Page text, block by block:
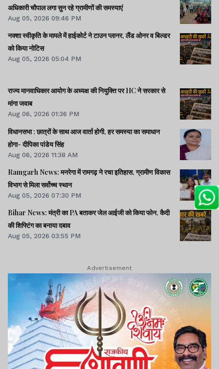
अधिकारी चौपाल लगा सुन रहे ग्रामीणों की समस्याएं
Aug 05, 2026 09:46 PM
नक्शा स्वीकृति के मामले में हाईकोर्ट ने टाउन प्लानर, लैंड ओनर व बिल्डर
को किया नोटिस
Aug 05, 2026 05:04 PM
राज्य मानवाधिकार आयोग के अध्यक्ष की नियुक्ति पर HC ने सरकार से
मांगा जवाब
Aug 06, 2026 01:36 PM
विधानसभा : छात्रों के साथ आज वार्ता होगी, हर समस्या का समाधान
होगा- दीपिका पांडेय सिंह
Aug 06, 2026 11:38 AM
Ramgarh News: मनरेगा में रामगढ़ ने रचा इतिहास, ग्रामीण विकास
विभाग से मिला सर्वोच्च स्थान
Aug 05, 2026 07:30 PM
Bihar News: मंत्री का PA बताकर जेल आईजी को किया फोन, कैदी
की शिफ्टिंग का बनाया दबाव
Aug 05, 2026 03:55 PM
Advertisement